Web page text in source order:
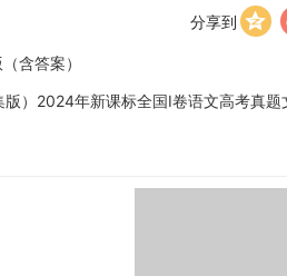
分享到
含答案）
版）2024年新课标全国Ⅰ卷语文高考真题